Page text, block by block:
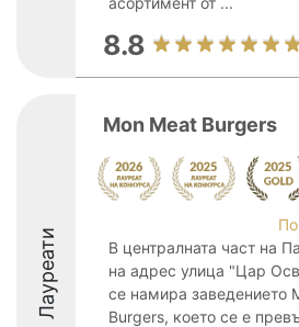
8.8
Лауреати
Mon Meat Burgers
В централната част на
на адрес улица "Цар
се намира заведението
Burgers, което се е